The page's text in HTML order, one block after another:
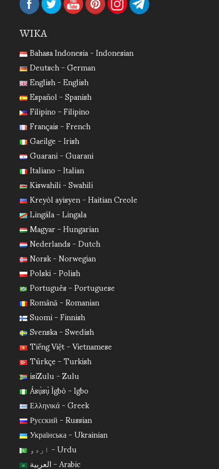
WIKA
Bahasa Indonesia - Indonesian
Deutsch - German
English - English
Español - Spanish
Filipino - Filipino
Français - French
Gaeilge - Irish
Guarani - Guarani
Italiano - Italian
Kiswahili - Swahili
Kreyòl ayisyen - Haitian Creole
Lingála - Lingala
Magyar - Hungarian
Nederlands - Dutch
Norsk - Norwegian
Polski - Polish
Português - Portuguese
Română - Romanian
Suomi - Finnish
Svenska - Swedish
Tiếng Việt - Vietnamese
Türkçe - Turkish
isiZulu - Zulu
Ásụ̀sụ̀ Ìgbò - Igbo
Ελληνικά - Greek
Русский - Russian
Українська - Ukrainian
اردو - Urdu
العربية - Arabic